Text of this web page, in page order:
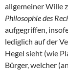
allgemeiner Wille
Philosophie des
aufgegriffen,
lediglich auf der
Hegel sieht (wie
Bürger, welcher